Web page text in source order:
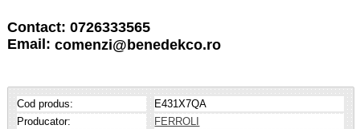
Contact: 0726333565
Email: comenzi@benedekco.ro
Cod produs:
E431X7QA
Producator:
FERROLI